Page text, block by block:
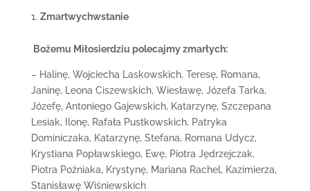
Zmartwychwstanie
Bożemu Miłosierdziu polecajmy zmarłych:
– Halinę, Wojciecha Laskowskich, Teresę, Romana,
Janinę, Leona Ciszewskich, Wiesławę, Józefa Tarka,
Józefę, Antoniego Gajewskich, Katarzynę, Szczepana
Lesiak, Ilonę, Rafała Pustkowskich, Patryka
Dominiczaka, Katarzynę, Stefana, Romana Udycz,
Krystiana Popławskiego, Ewę, Piotra Jędrzejczak,
Piotra Poźniaka, Krystynę, Mariana Rachel, Kazimierza,
Stanisławę Wiśniewskich